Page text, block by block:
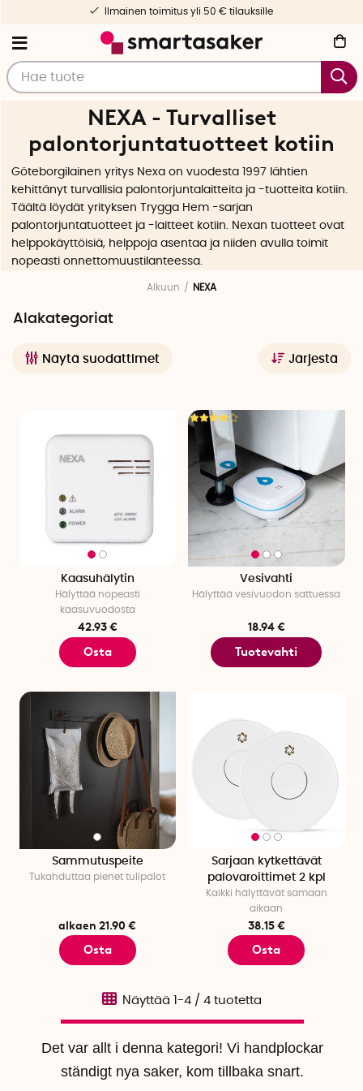
Ilmainen toimitus yli 50 € tilauksille
NEXA - Turvalliset
palontorjuntatuotteet kotiin
Göteborgilainen yritys Nexa on vuodesta 1997 lähtien
kehittänyt turvallisia palontorjuntalaitteita ja -tuotteita kotiin.
Täältä löydät yrityksen Trygga Hem -sarjan
palontorjuntatuotteet ja -laitteet kotiin. Nexan tuotteet ovat
helppokäyttöisiä, helppoja asentaa ja niiden avulla toimit
nopeasti onnettomuustilanteessa.
Alkuun NEXA
Näytä suodattimet Järjestä
Alakategoriat
Kaasuhälytin
Hälyttää nopeasti
kaasuvuodosta
42.93 €
Osta
Vesivahti
Hälyttää vesivuodon sattuessa
18.94 €
Tuotevahti
Sammutuspeite
Tukahduttaa pienet tulipalot
alkaen 21.90 €
Osta
Sarjaan kytkettävät
palovaroittimet 2 kpl
Kaikki hälyttävät samaan
aikaan
38.15 €
Osta
Det var allt i denna kategori! Vi handplockar
ständigt nya saker, kom tillbaka snart.
Näyttää 1-4 / 4 tuotetta